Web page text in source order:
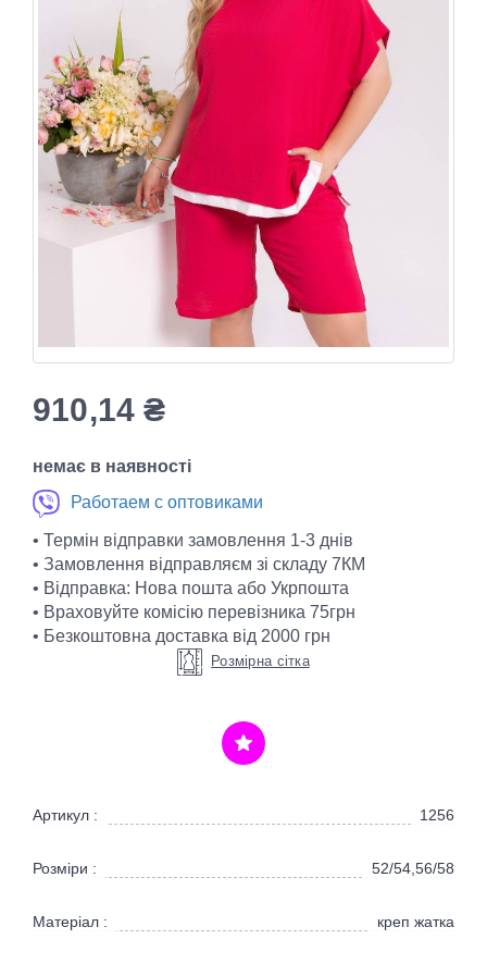
910,14₴
немає в наявності
Работаем с оптовиками
• Термін відправки замовлення 1-3 днів
• Замовлення відправляєм зі складу 7КМ
• Відправка: Нова пошта або Укрпошта
• Враховуйте комісію перевізника 75грн
• Безкоштовна доставка від 2000 грн
Розмірна сітка
Артикул : 1256
Розміри : 52/54,56/58
Матеріал : креп жатка